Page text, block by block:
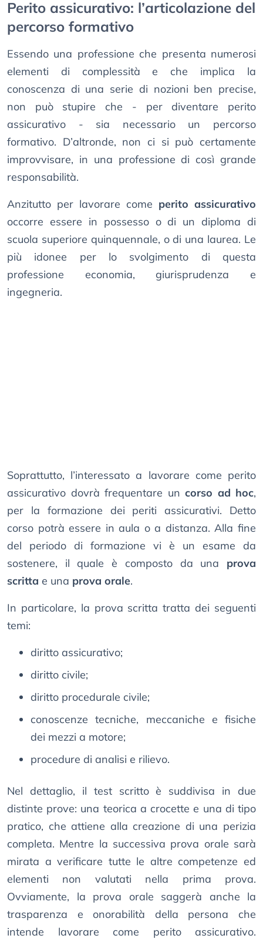
Perito assicurativo: l’articolazione del
percorso formativo
Essendo una professione che presenta numerosi
elementi di complessità e che implica la
conoscenza di una serie di nozioni ben precise,
non può stupire che - per diventare perito
assicurativo - sia necessario un percorso
formativo. D’altronde, non ci si può certamente
improvvisare, in una professione di così grande
responsabilità.
Anzitutto per lavorare come perito assicurativo
occorre essere in possesso o di un diploma di
scuola superiore quinquennale, o di una laurea. Le
più idonee per lo svolgimento di questa
professione economia, giurisprudenza e
ingegneria.
Soprattutto, l’interessato a lavorare come perito
assicurativo dovrà frequentare un corso ad hoc,
per la formazione dei periti assicurativi. Detto
corso potrà essere in aula o a distanza. Alla fine
del periodo di formazione vi è un esame da
sostenere, il quale è composto da una prova
scritta e una prova orale.
In particolare, la prova scritta tratta dei seguenti
temi:
diritto assicurativo;
diritto civile;
diritto procedurale civile;
conoscenze tecniche, meccaniche e fisiche
dei mezzi a motore;
procedure di analisi e rilievo.
Nel dettaglio, il test scritto è suddivisa in due
distinte prove: una teorica a crocette e una di tipo
pratico, che attiene alla creazione di una perizia
completa. Mentre la successiva prova orale sarà
mirata a verificare tutte le altre competenze ed
elementi non valutati nella prima prova.
Ovviamente, la prova orale saggerà anche la
trasparenza e onorabilità della persona che
intende lavorare come perito assicurativo.